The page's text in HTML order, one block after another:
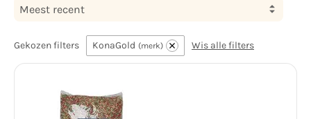
Meest recent
Gekozen filters KonaGold merk Wis alle filters